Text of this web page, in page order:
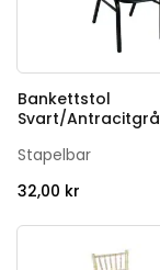
Bankettstol
Svart/Antracitgrå
Stapelbar
32,00 kr